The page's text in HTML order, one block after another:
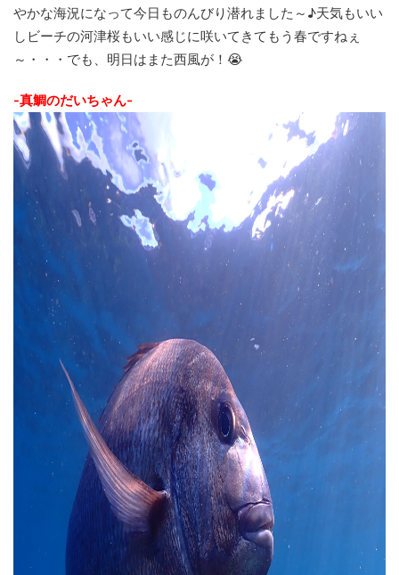
やかな海況になって今日ものんびり潜れました～♪天気もいい
しビーチの河津桜もいい感じに咲いてきてもう春ですねぇ
～・・・でも、明日はまた西風が！😭
-真鯛のだいちゃん-